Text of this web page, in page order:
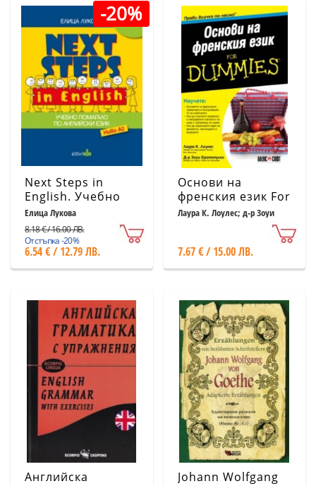
-20%
Next Steps in
English. Учебно
помагало по
Английски език -
ниво A2
Елица Лукова
8.18 € / 16.00 ЛВ.
Отстъпка -20%
6.54 € / 12.79 ЛВ.
Основи на
френския език For
Dummies
Лаура К. Лоулес; д-р Зоуи
7.67 € / 15.00 ЛВ.
Английска
Johann Wolfgang